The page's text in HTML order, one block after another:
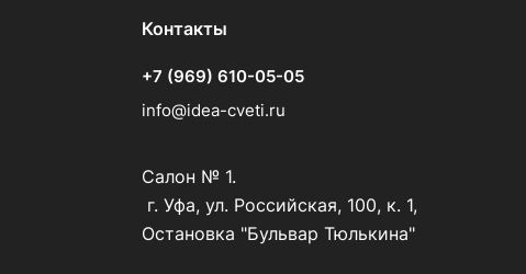
Контакты
+7 (969) 610-05-05
info@idea-cveti.ru
Салон № 1.
г. Уфа, ул. Российская, 100, к. 1,
Остановка "Бульвар Тюлькина"